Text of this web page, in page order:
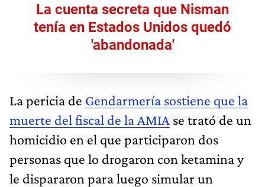
La cuenta secreta que Nisman
tenía en Estados Unidos quedó
'abandonada'
La pericia de Gendarmería sostiene que la
muerte del fiscal de la AMIA se trató de un
homicidio en el que participaron dos
personas que lo drogaron con ketamina y
le dispararon para luego simular un